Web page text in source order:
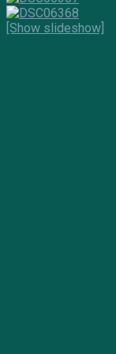
[Show slideshow]